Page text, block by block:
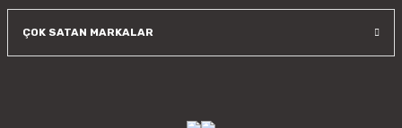
ÇOK SATAN MARKALAR